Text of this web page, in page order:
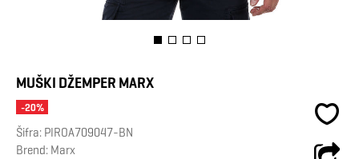
MUŠKI DŽEMPER MARX
-20%
Šifra: PIROA709047-BN
Brend: Marx